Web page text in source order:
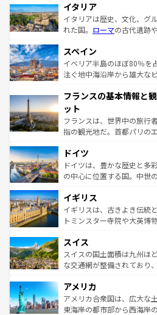
イタリア
イタリアは歴史、文化、グ
れた国。 ローマの古代遺跡
ろん、トスカーナの美しい
景など、自然景観も見逃せ
ピザやパスタなど、絶品の
ませてくれるイタリアで、
なお、新着のイタリア情報は
しい。
スペイン
イベリア半島のほぼ80％を
注ぐ地中海沿岸から雄大な
文化が根付くこの国では、
れる闘牛、そして美味しい
る。首都マドリードの洗練
アートに溢れた街角から、
せる。地方によって風土や
ンテンツ一覧を参照してほ
フランスの基本情報と
ット
フランスは、世界中の旅行
指の観光地だ。首都パリの
で、幅広い魅力が詰まって
聖堂、美しいビーチ、そし
から魅了する。また、フラ
いる。シャンパンの発祥地
香り高いラベンダー畑など
らに、パリ以外の地域にも
れる地方に足を運ぶとそれ
きるだろう。 なお、
を参照してほしい。
ドイツ
ドイツは、豊かな歴史と多
の中心に位置する国。中世
顔を持つこの国は、どこを
ルリンの文化的活気、バイ
してライン川沿いのワイン
は、お酒好きな人にはぜひ体験して
ドイツ情報はコンテンツ一
イギリス
イギリスは、古きよき伝統
トミンスター寺院や大英博
リアごとに異なる魅力があ
ティー、ビール好きにはた
戦など、本場だからこそで
ンツ一覧を参照してほしい。
スイス
スイスの国土面積は九州ほ
な交通網が整備されており
の建物がそのまま残る町や
博物館もあり、アルプス観
ことができる。国民の所得
アメリカ
アメリカ合衆国は、広大な
東海岸の都市部から西海岸